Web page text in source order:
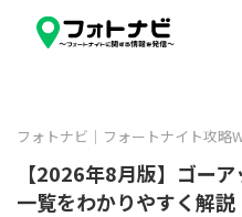
フォトナビ｜フォートナイト攻略
【2026年8月版】ゴー
一覧をわかりやすく解説